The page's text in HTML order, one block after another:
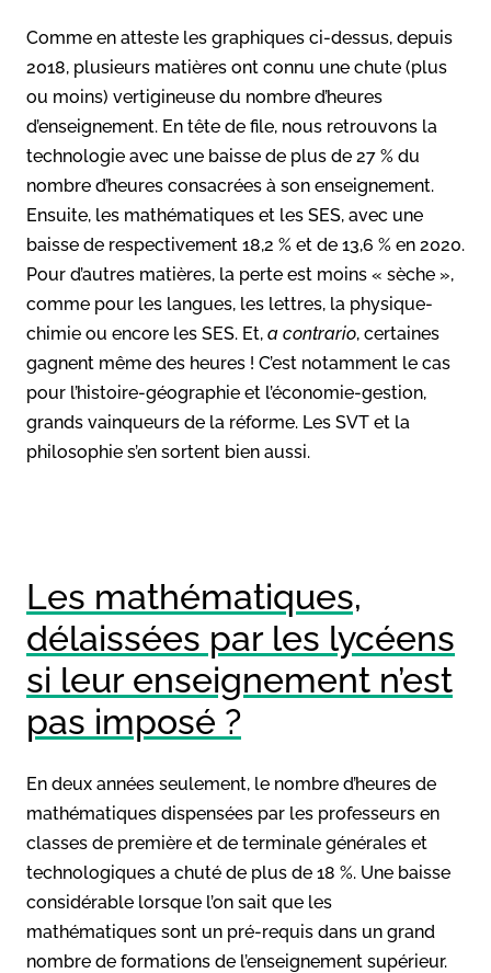
Comme en atteste les graphiques ci-dessus, depuis
2018, plusieurs matières ont connu une chute (plus
ou moins) vertigineuse du nombre d’heures
d’enseignement. En tête de file, nous retrouvons la
technologie avec une baisse de plus de 27 % du
nombre d’heures consacrées à son enseignement.
Ensuite, les mathématiques et les SES, avec une
baisse de respectivement 18,2 % et de 13,6 % en 2020.
Pour d’autres matières, la perte est moins « sèche »,
comme pour les langues, les lettres, la physique-
chimie ou encore les SES. Et, a contrario, certaines
gagnent même des heures ! C’est notamment le cas
pour l’histoire-géographie et l’économie-gestion,
grands vainqueurs de la réforme. Les SVT et la
philosophie s’en sortent bien aussi.
Les mathématiques,
délaissées par les lycéens
si leur enseignement n’est
pas imposé ?
En deux années seulement, le nombre d’heures de
mathématiques dispensées par les professeurs en
classes de première et de terminale générales et
technologiques a chuté de plus de 18 %. Une baisse
considérable lorsque l’on sait que les
mathématiques sont un pré-requis dans un grand
nombre de formations de l’enseignement supérieur.